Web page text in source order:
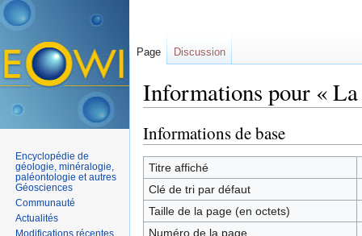
Informations pour «
Informations de base
Titre affiché
Clé de tri par défaut
Taille de la page (en octets)
Numéro de la page
Page Discussion
Encyclopédie de
géologie, minéralogie,
paléontologie et autres
Géosciences
Communauté
Actualités
Modifications récentes